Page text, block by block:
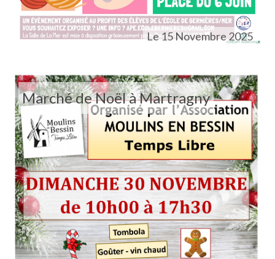
Le 15 Novembre 2025
Marché de Noël à Martragny